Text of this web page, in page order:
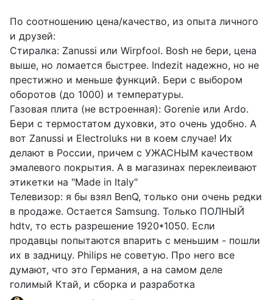
По соотношению цена/качество, из опыта личного
и друзей:
Стиралка: Zanussi или Wirpfool. Bosh не бери, цена
выше, но ломается быстрее. Indezit надежно, но не
престижно и меньше функций. Бери с выбором
оборотов (до 1000) и температуры.
Газовая плита (не встроенная): Gorenie или Ardo.
Бери с термостатом духовки, это очень удобно. А
вот Zanussi и Electroluks ни в коем случае! Их
делают в России, причем с УЖАСНЫМ качеством
эмалевого покрытия. А в магазинах переклеивают
этикетки на "Made in Italy"
Телевизор: я бы взял BenQ, только они очень редки
в продаже. Остается Samsung. Только ПОЛНЫЙ
hdtv, то есть разрешение 1920*1050. Если
продавцы попытаются впарить с меньшим - пошли
их в задницу. Philips не советую. Про него все
думают, что это Германия, а на самом деле
голимый Ктай, и сборка и разработка